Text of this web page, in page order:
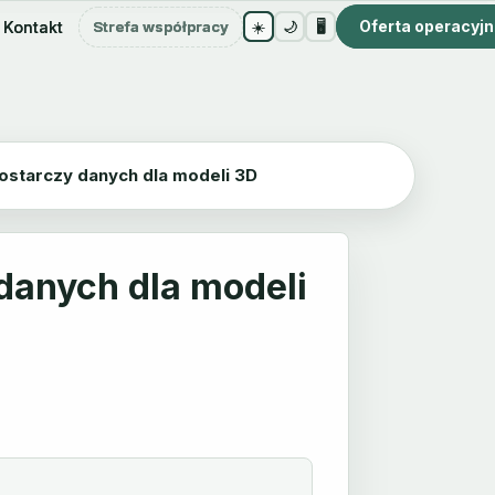
Kontakt Strefa współpracy ☀️ 🌙 🖥️ Oferta
Kontakt Strefa współpracy ☀️ 🌙 🖥️ Oferta
danych dla modeli 3D
dla modeli